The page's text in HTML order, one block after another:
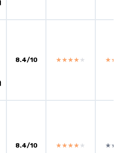
8.4/10 ★★★★★
★★★★★
8.4/10 ★★★★★
★★★★★